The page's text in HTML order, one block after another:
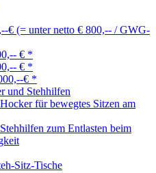
€ (= unter netto € 800,-- / GWG-
€ *
€ *
€ *
und Stehhilfen
für bewegtes Sitzen am
zum Entlasten beim
Sitz-Tische